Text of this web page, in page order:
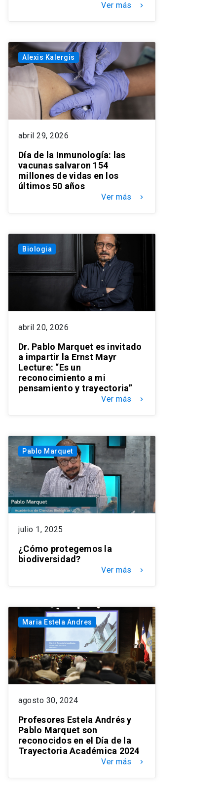
Ver más keyboard_arrow_right
Alexis Kalergis
abril 29, 2026
Día de la Inmunología: las
vacunas salvaron 154
millones de vidas en los
últimos 50 años
Ver más keyboard_arrow_right
Biologia
abril 20, 2026
Dr. Pablo Marquet es invitado
a impartir la Ernst Mayr
Lecture: “Es un
reconocimiento a mi
pensamiento y trayectoria”
Ver más keyboard_arrow_right
Pablo Marquet
julio 1, 2025
¿Cómo protegemos la
biodiversidad?
Ver más keyboard_arrow_right
Maria Estela Andres
agosto 30, 2024
Profesores Estela Andrés y
Pablo Marquet son
reconocidos en el Día de la
Trayectoria Académica 2024
Ver más keyboard_arrow_right